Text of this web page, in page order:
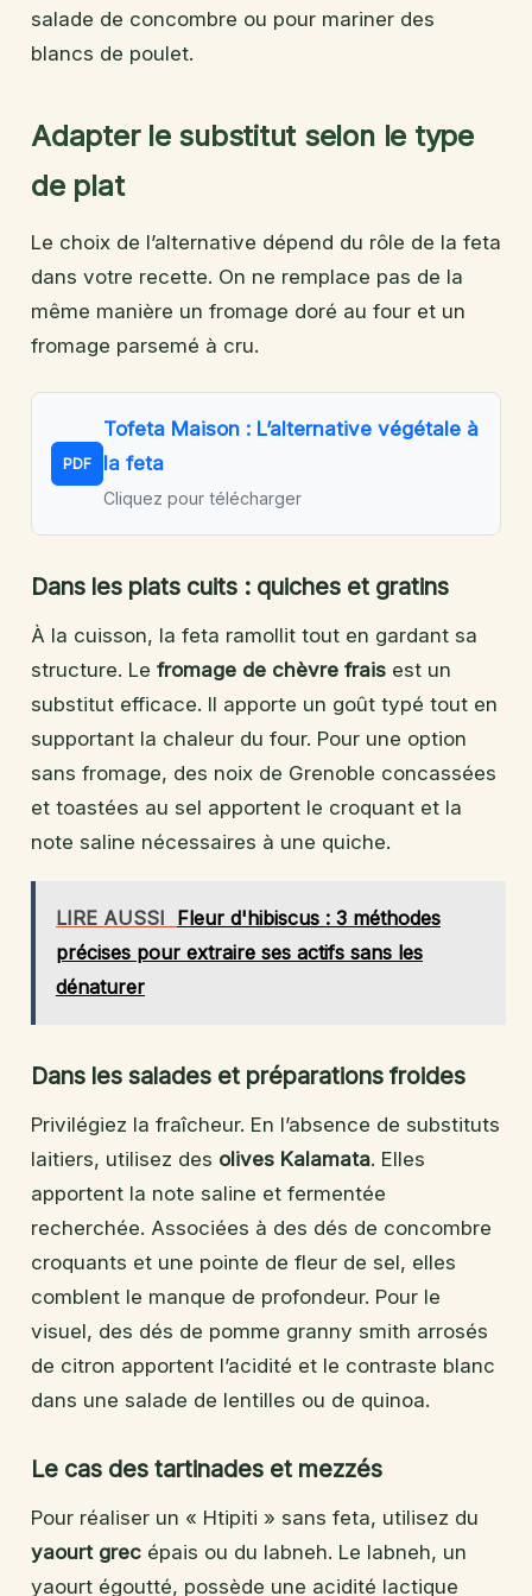
salade de concombre ou pour mariner des
blancs de poulet.
Adapter le substitut selon le type
de plat
Le choix de l’alternative dépend du rôle de la feta
dans votre recette. On ne remplace pas de la
même manière un fromage doré au four et un
fromage parsemé à cru.
PDF
Tofeta Maison : L’alternative végétale à
la feta
Cliquez pour télécharger
Dans les plats cuits : quiches et gratins
À la cuisson, la feta ramollit tout en gardant sa
structure. Le fromage de chèvre frais est un
substitut efficace. Il apporte un goût typé tout en
supportant la chaleur du four. Pour une option
sans fromage, des noix de Grenoble concassées
et toastées au sel apportent le croquant et la
note saline nécessaires à une quiche.
LIRE AUSSI Fleur d'hibiscus : 3 méthodes
précises pour extraire ses actifs sans les
dénaturer
Dans les salades et préparations froides
Privilégiez la fraîcheur. En l’absence de substituts
laitiers, utilisez des olives Kalamata. Elles
apportent la note saline et fermentée
recherchée. Associées à des dés de concombre
croquants et une pointe de fleur de sel, elles
comblent le manque de profondeur. Pour le
visuel, des dés de pomme granny smith arrosés
de citron apportent l’acidité et le contraste blanc
dans une salade de lentilles ou de quinoa.
Le cas des tartinades et mezzés
Pour réaliser un « Htipiti » sans feta, utilisez du
yaourt grec épais ou du labneh. Le labneh, un
yaourt égoutté, possède une acidité lactique